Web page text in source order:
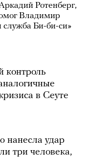
Ротенберг,
Владимир
служба Би-би-си»
контроль
в Сеуте
нанесла удар
три человека,